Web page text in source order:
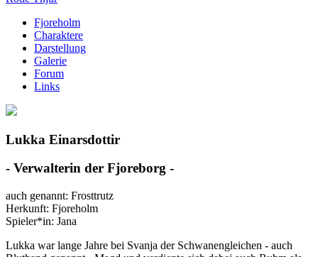
Fjoreholm
Charaktere
Darstellung
Galerie
Forum
Links
Lukka Einarsdottir
- Verwalterin der Fjoreborg -
auch genannt: Frosttrutz
Herkunft: Fjoreholm
Spieler*in: Jana
Lukka war lange Jahre bei Svanja der Schwanengleichen - auch